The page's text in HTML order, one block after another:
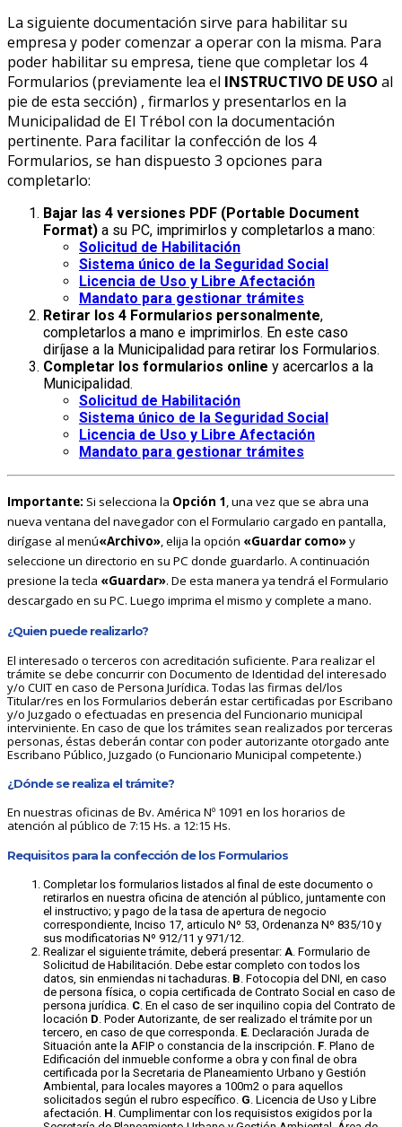
La siguiente documentación sirve para habilitar su
empresa y poder comenzar a operar con la misma. Para
poder habilitar su empresa, tiene que completar los 4
Formularios (previamente lea el INSTRUCTIVO DE USO al
pie de esta sección) , firmarlos y presentarlos en la
Municipalidad de El Trébol con la documentación
pertinente. Para facilitar la confección de los 4
Formularios, se han dispuesto 3 opciones para
completarlo:
Bajar las 4 versiones PDF (Portable Document
Format) a su PC, imprimirlos y completarlos a mano:
Solicitud de Habilitación
Sistema único de la Seguridad Social
Licencia de Uso y Libre Afectación
Mandato para gestionar trámites
Retirar los 4 Formularios personalmente,
completarlos a mano e imprimirlos. En este caso
diríjase a la Municipalidad para retirar los Formularios.
Completar los formularios online y acercarlos a la
Municipalidad.
Solicitud de Habilitación
Sistema único de la Seguridad Social
Licencia de Uso y Libre Afectación
Mandato para gestionar trámites
Importante: Si selecciona la Opción 1, una vez que se abra una
nueva ventana del navegador con el Formulario cargado en pantalla,
dirígase al menú«Archivo», elija la opción «Guardar como»y
seleccione un directorio en su PC donde guardarlo. A continuación
presione la tecla «Guardar». De esta manera ya tendrá el Formulario
descargado en su PC. Luego imprima el mismo y complete a mano.
¿Quien puede realizarlo?
El interesado o terceros con acreditación suficiente. Para realizar el
trámite se debe concurrir con Documento de Identidad del interesado
y/o CUIT en caso de Persona Jurídica. Todas las firmas del/los
Titular/res en los Formularios deberán estar certificadas por Escribano
y/o Juzgado o efectuadas en presencia del Funcionario municipal
interviniente. En caso de que los trámites sean realizados por terceras
personas, éstas deberán contar con poder autorizante otorgado ante
Escribano Público, Juzgado (o Funcionario Municipal competente.)
¿Dónde se realiza el trámite?
En nuestras oficinas de Bv. América Nº 1091 en los horarios de
atención al público de 7:15 Hs. a 12:15 Hs.
Requisitos para la confección de los Formularios
Completar los formularios listados al final de este documento o
retirarlos en nuestra oficina de atención al público, juntamente con
el instructivo; y pago de la tasa de apertura de negocio
correspondiente, Inciso 17, articulo Nº 53, Ordenanza Nº 835/10 y
sus modificatorias Nº 912/11 y 971/12.
Realizar el siguiente trámite, deberá presentar: A . Formulario de
Solicitud de Habilitación. Debe estar completo con todos los
datos, sin enmiendas ni tachaduras. B . Fotocopia del DNI, en caso
de persona física, o copia certificada de Contrato Social en caso de
persona jurídica. C . En el caso de ser inquilino copia del Contrato de
locación D . Poder Autorizante, de ser realizado el trámite por un
tercero, en caso de que corresponda. E. Declaración Jurada de
Situación ante la AFIP o constancia de la inscripción. F . Plano de
Edificación del inmueble conforme a obra y con final de obra
certificada por la Secretaria de Planeamiento Urbano y Gestión
Ambiental, para locales mayores a 100m2 o para aquellos
solicitados según el rubro específico. G . Licencia de Uso y Libre
afectación. H . Cumplimentar con los requisistos exigidos por la